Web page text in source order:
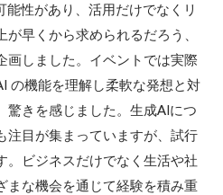
性があり、活用だけでなくリ
早くから求められるだろう、
画しました。イベントでは実際
の機能を理解し柔軟な発想と対
驚きを感じました。生成AIにつ
注目が集まっていますが、試行
。ビジネスだけでなく生活や社
まな機会を通じて経験を積み重